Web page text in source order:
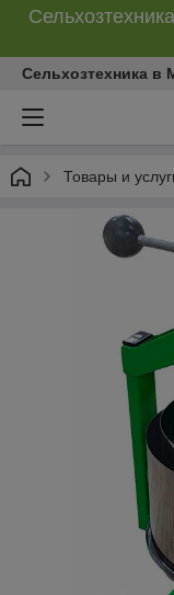
Сельхозтехника в
Товары и